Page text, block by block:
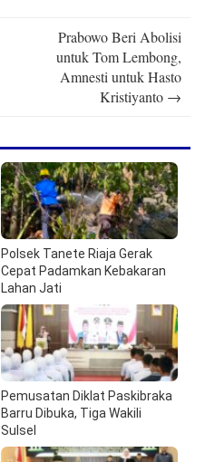
Prabowo Beri Abolisi
untuk Tom Lembong,
Amnesti untuk Hasto
Kristiyanto →
Polsek Tanete Riaja Gerak
Cepat Padamkan Kebakaran
Lahan Jati
Pemusatan Diklat Paskibraka
Barru Dibuka, Tiga Wakili
Sulsel